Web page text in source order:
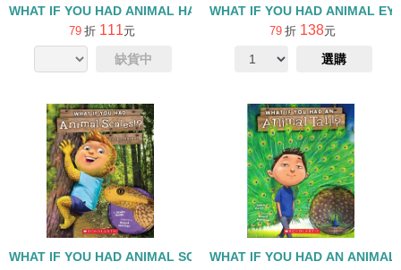
WHAT IF YOU HAD ANIMAL HAIR
79 折 111元
缺貨中
WHAT IF YOU HAD ANIMAL
79 折 138元
選購
WHAT IF YOU HAD ANIMAL SCALESWHAT IF YOU HAD AN ANIMAL